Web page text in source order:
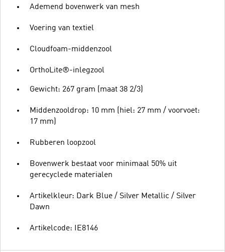
Ademend bovenwerk van mesh
Voering van textiel
Cloudfoam-middenzool
OrthoLite®-inlegzool
Gewicht: 267 gram (maat 38 2/3)
Middenzooldrop: 10 mm (hiel: 27 mm / voorvoet:
17 mm)
Rubberen loopzool
Bovenwerk bestaat voor minimaal 50% uit
gerecyclede materialen
Artikelkleur: Dark Blue / Silver Metallic / Silver
Dawn
Artikelcode: IE8146